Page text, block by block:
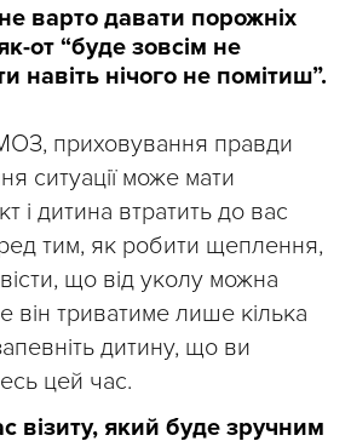
варто давати порожніх
от “буде зовсім не
навіть нічого не помітиш”.
приховування правди
ситуації може мати
і дитина втратить до вас
тим, як робити щеплення,
що від уколу можна
він триватиме лише кілька
дитину, що ви
цей час.
візиту, який буде зручним